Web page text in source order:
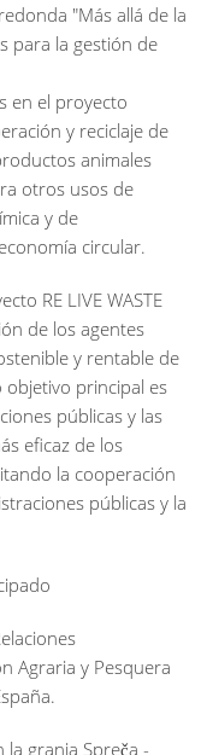
"Más allá de la
para la gestión de
en el proyecto
y reciclaje de
animales
otros usos de
y de
circular.
RE LIVE WASTE
de los agentes
y rentable de
objetivo principal es
públicas y las
eficaz de los
la cooperación
públicas y la
Agraria y Pesquera
la granja Spreča -